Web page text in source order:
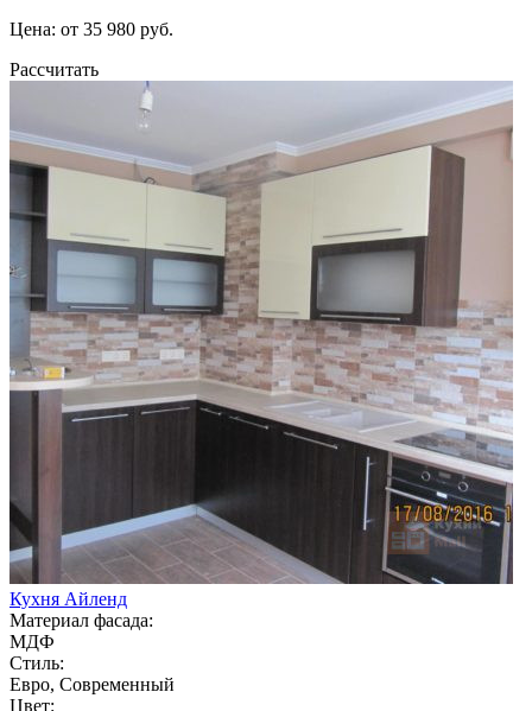
Цена: от 35 980 руб.
Рассчитать
Кухня Айленд
Материал фасада:
МДФ
Стиль:
Евро, Современный
Цвет: